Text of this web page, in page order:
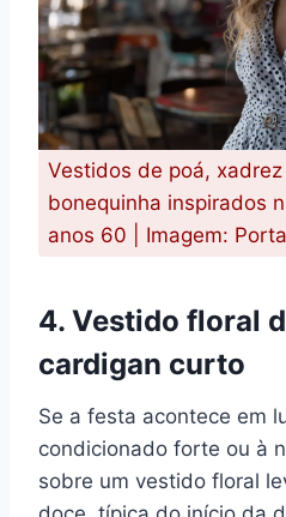
Vestidos de poá,
bonequinha inspirados
anos 60 | Imagem:
4. Vestido floral
cardigan curto
Se a festa acontece em
condicionado forte ou à
sobre um vestido floral